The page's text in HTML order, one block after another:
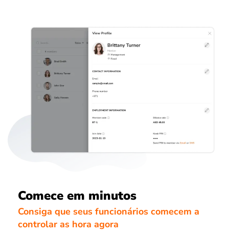
Comece em minutos
Consiga que seus funcionários comecem a
controlar as hora agora